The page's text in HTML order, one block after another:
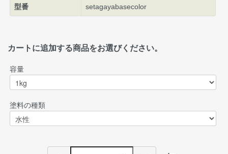
型番 setagayabasecolor
カートに追加する商品をお選びください。
容量
塗料の種類